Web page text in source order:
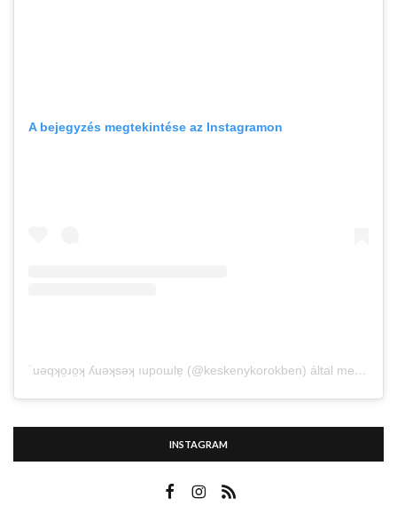
A bejegyzés megtekintése az Instagramon
˙uǝqʞo̤ɹo̤ʞ ʎuǝʞsǝʞ ıupoɯlɐ̗ (@keskenykorokben) által megosztott bejegyzés
INSTAGRAM